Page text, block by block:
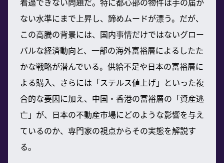
ない水準にまで上昇し、諦めムードが漂う。だが、
この高騰の背景には、国内事情だけではないグロー
バルな経済動向と、一部の海外富裕層によるしたた
かな戦略が潜んでいる。供給不足や日本の富裕層に
よる購入、さらには「ステルス値上げ」といった複
合的な要因に加え、中国・香港の富裕層の「資産逃
亡」が、日本の不動産市場にどのような影響を与え
ているのか、専門家の視点からその実態を解説す
る。